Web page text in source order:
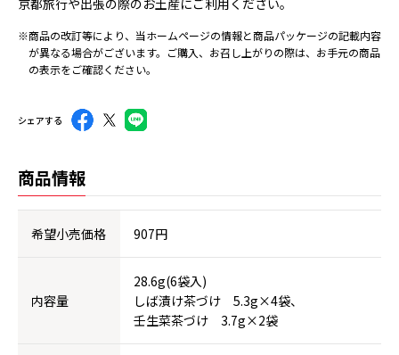
京都旅行や出張の際のお土産にご利用ください。
※商品の改訂等により、当ホームページの情報と商品パッケージの記載内容
が異なる場合がございます。ご購入、お召し上がりの際は、お手元の商品
の表示をご確認ください。
シェアする
商品情報
希望小売価格 907円
内容量
28.6g(6袋入)
しば漬け茶づけ 5.3g×4袋、
壬生菜茶づけ 3.7g×2袋